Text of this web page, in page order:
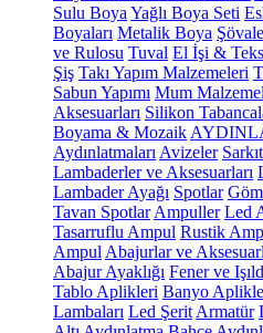
Sulu Boya Yağlı Boya Seti
Boyaları Metalik Boya Şövale
ve Rulosu Tuval El İşi &
Şiş Takı Yapım Malzemeleri
Sabun Yapımı Mum
Aksesuarları Silikon
Boyama & Mozaik
Aydınlatmaları Avizeler
Lambaderler ve Aksesuarları
Lambader Ayağı Spotlar
Tavan Spotlar Ampuller Led
Tasarruflu Ampul Rustik
Ampul Abajurlar ve
Abajur Ayaklığı Fener ve
Tablo Aplikleri Banyo
Lambaları Led Şerit Armatür